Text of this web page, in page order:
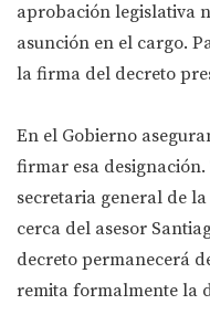
aprobación legislativa
asunción en el cargo.
la firma del decreto
En el Gobierno
firmar esa
secretaria general de
cerca del asesor
decreto permanecerá
remita formalmente la